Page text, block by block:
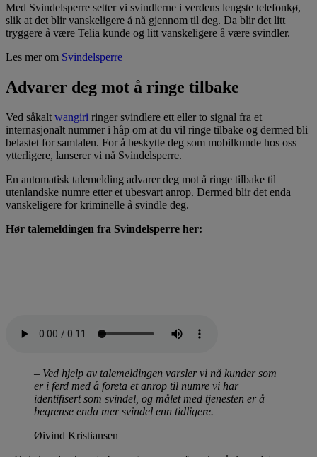
Med Svindelsperre setter vi svindlerne i verdens lengste telefonkø,
slik at det blir vanskeligere å nå gjennom til deg. Da blir det litt
tryggere å være Telia kunde og litt vanskeligere å være svindler.
Les mer om Svindelsperre
Advarer deg mot å ringe tilbake
Ved såkalt wangiri ringer svindlere ett eller to signal fra et
internasjonalt nummer i håp om at du vil ringe tilbake og dermed bli
belastet for samtalen. For å beskytte deg som mobilkunde hos oss
ytterligere, lanserer vi nå Svindelsperre.
En automatisk talemelding advarer deg mot å ringe tilbake til
utenlandske numre etter et ubesvart anrop. Dermed blir det enda
vanskeligere for kriminelle å svindle deg.
Hør talemeldingen fra Svindelsperre her:
– Ved hjelp av talemeldingen varsler vi nå kunder som
er i ferd med å foreta et anrop til numre vi har
identifisert som svindel, og målet med tjenesten er å
begrense enda mer svindel enn tidligere.
Øivind Kristiansen